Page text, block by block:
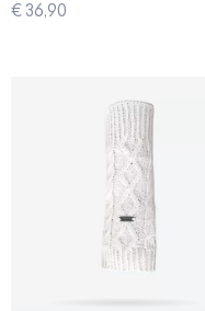
€ 36,90